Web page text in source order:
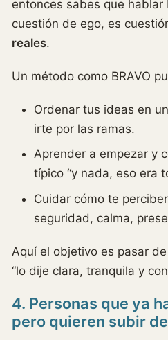
entonces sabes que hablar
cuestión de ego, es
reales.
Un método como BRAVO
Ordenar tus ideas en
irte por las ramas.
Aprender a empezar y
típico “y nada, eso era
Cuidar cómo te
seguridad, calma,
Aquí el objetivo es pasar
“lo dije clara, tranquila y
4. Personas que ya
pero quieren subir